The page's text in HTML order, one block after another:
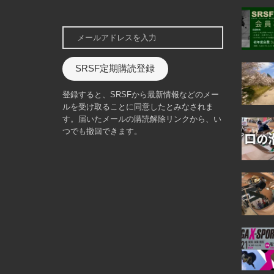
SRSF定期購読登録
登録すると、SRSFから最新情報などのメー
ルを受け取ることに同意したとみなされま
す。届いたメールの購読解除リンクから、い
つでも撤回できます。